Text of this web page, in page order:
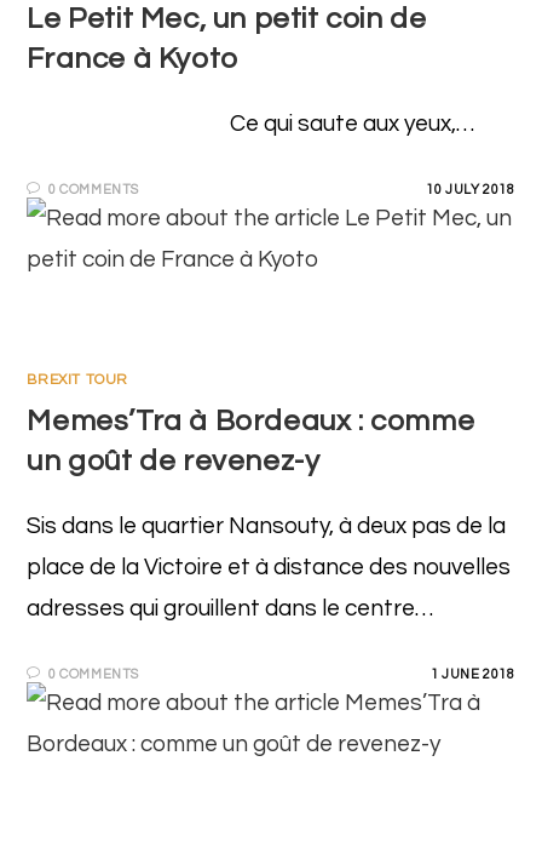
Le Petit Mec, un petit coin de
France à Kyoto
Ce qui saute aux yeux,…
0 COMMENTS 10 JULY 2018
BREXIT TOUR
Memes’Tra à Bordeaux : comme
un goût de revenez-y
Sis dans le quartier Nansouty, à deux pas de la
place de la Victoire et à distance des nouvelles
adresses qui grouillent dans le centre…
0 COMMENTS 1 JUNE 2018